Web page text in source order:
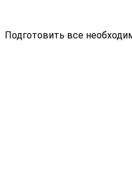
Подготовить все